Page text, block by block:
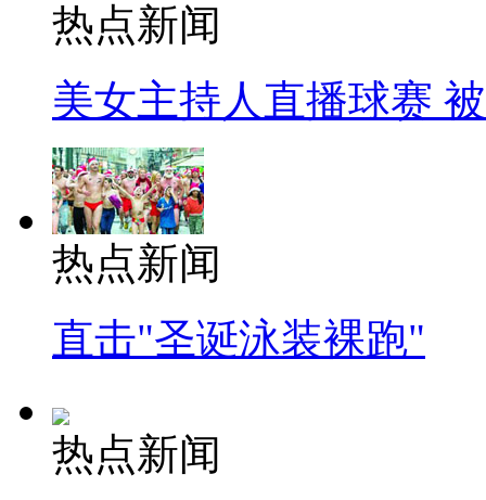
热点新闻
美女主持人直播球赛
热点新闻
直击"圣诞泳装裸跑"
热点新闻